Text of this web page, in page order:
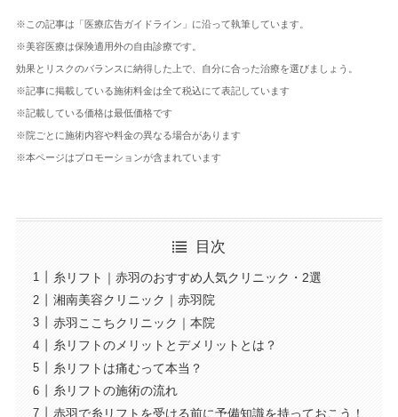
※この記事は「医療広告ガイドライン」に沿って執筆しています。
※美容医療は保険適用外の自由診療です。
効果とリスクのバランスに納得した上で、自分に合った治療を選びましょう。
※記事に掲載している施術料金は全て税込にて表記しています
※記載している価格は最低価格です
※院ごとに施術内容や料金の異なる場合があります
※本ページはプロモーションが含まれています
目次
糸リフト｜赤羽のおすすめ人気クリニック・2選
湘南美容クリニック｜赤羽院
赤羽ここちクリニック｜本院
糸リフトのメリットとデメリットとは？
糸リフトは痛むって本当？
糸リフトの施術の流れ
赤羽で糸リフトを受ける前に予備知識を持っておこう！